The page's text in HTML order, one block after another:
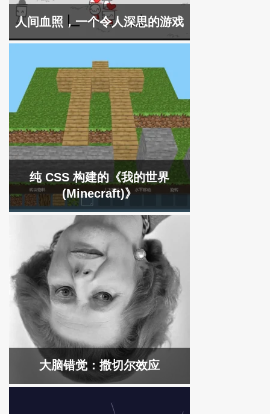
人间血照，一个令人深思的游戏
纯 CSS 构建的《我的世界
(Minecraft)》
大脑错觉：撒切尔效应